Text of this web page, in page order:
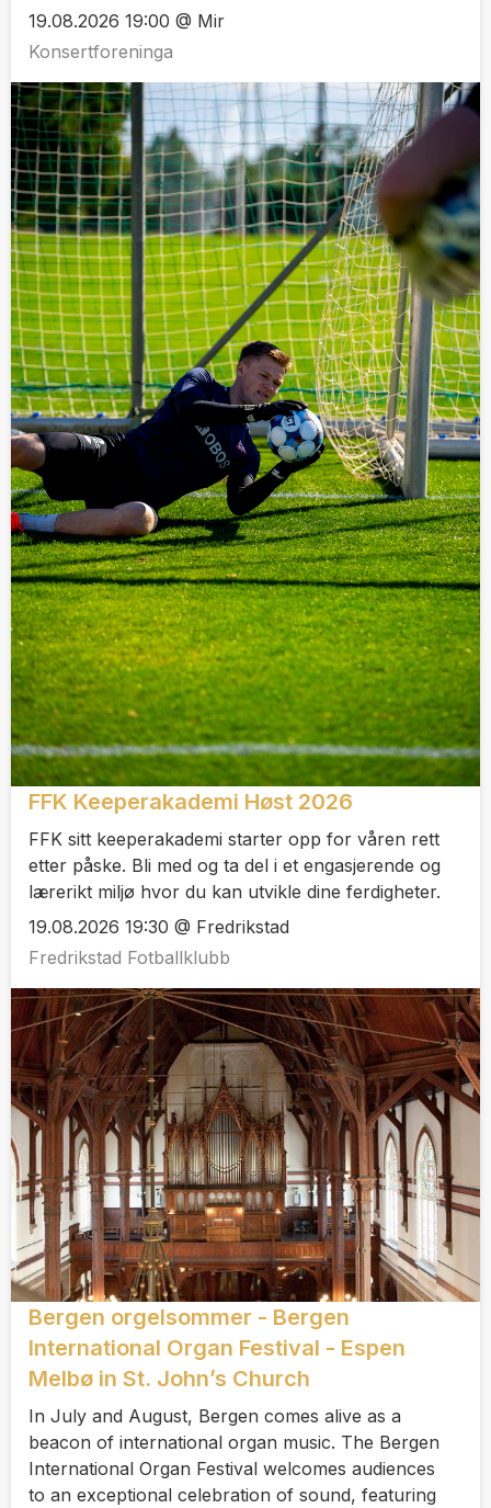
19.08.2026 19:00 @ Mir
Konsertforeninga
FFK Keeperakademi Høst 2026
FFK sitt keeperakademi starter opp for våren rett
etter påske. Bli med og ta del i et engasjerende og
lærerikt miljø hvor du kan utvikle dine ferdigheter.
19.08.2026 19:30 @ Fredrikstad
Fredrikstad Fotballklubb
Bergen orgelsommer - Bergen
International Organ Festival - Espen
Melbø in St. John’s Church
In July and August, Bergen comes alive as a
beacon of international organ music. The Bergen
International Organ Festival welcomes audiences
to an exceptional celebration of sound, featuring